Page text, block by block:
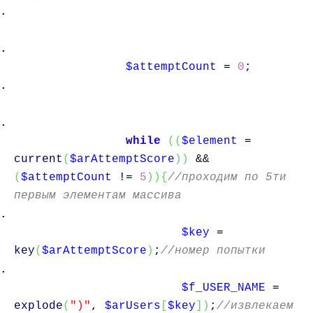
$attemptCount = 0 ;
while ( ( $element
=
current ( $arAttemptScore ) )
&&
( $attemptCount != 5 ) ) { //проходим по 5ти
первым элементам массива
$key =
key( $arAttemptScore ) ; //номер попытки
$f_USER_NAME =
explode( ")" , $arUsers $key ) ; //извлекаем